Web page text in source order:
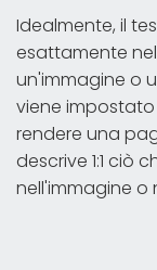
Idealmente, il
esattamente
un'immagine o
viene impostato
rendere una
descrive 1:1 ciò
nell'immagine o